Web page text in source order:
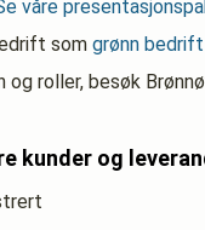
våre
som grønn bedrift
og roller, besøk
kunder og